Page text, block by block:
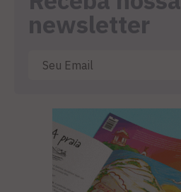
newsletter